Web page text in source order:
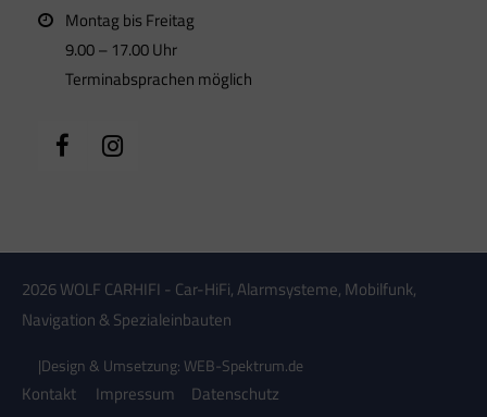
Montag bis Freitag
9.00 – 17.00 Uhr
Terminabsprachen möglich
2026 WOLF CARHIFI - Car-HiFi, Alarmsysteme, Mobilfunk,
Navigation & Spezialeinbauten
|Design & Umsetzung: WEB-Spektrum.de
Kontakt Impressum Datenschutz